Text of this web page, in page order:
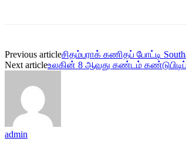
Previous articleசிதம்பராக் கணிதப் போட்டி
Next articleஉலகின் 8 ஆவது கண்டம்
admin